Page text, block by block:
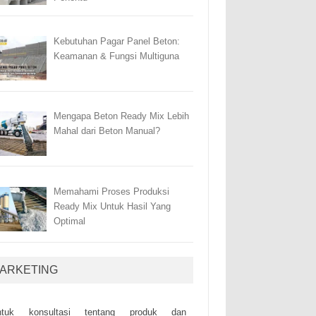
Kebutuhan Pagar Panel Beton:
Keamanan & Fungsi Multiguna
Mengapa Beton Ready Mix Lebih
Mahal dari Beton Manual?
Memahami Proses Produksi
Ready Mix Untuk Hasil Yang
Optimal
kоnsultаsі tеntаng рrоduk dаn